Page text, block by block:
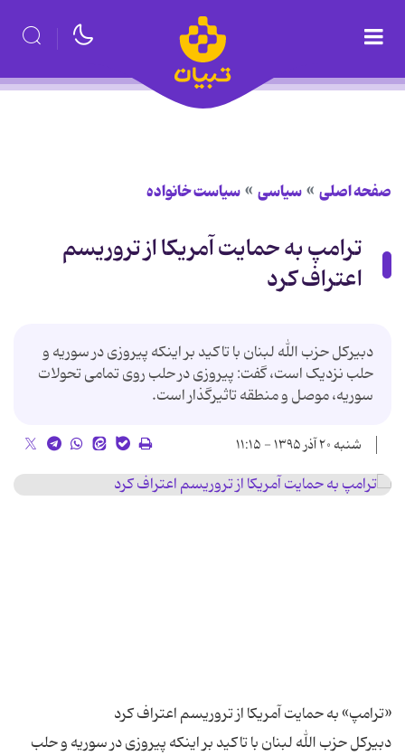
صفحه اصلی سیاسی سیاست خانواده
ترامپ به حمایت آمریکا از تروریسم
اعتراف کرد
دبیرکل حزب الله لبنان با تاکید بر اینکه پیروزی در سوریه و
حلب نزدیک است، گفت: پیروزی در حلب روی تمامی تحولات
سوریه، موصل و منطقه تاثیرگذار است.
شنبه ۲۰ آذر ۱۳۹۵ - ۱۱:۱۵
دبیرکل حزب الله لبنان با تاکید بر اینکه پیروزی در سوریه و حلب